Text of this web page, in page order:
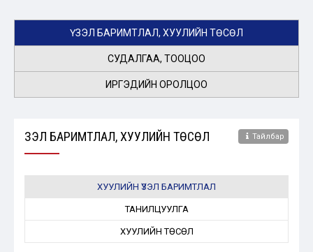
ҮЗЭЛ БАРИМТЛАЛ, ХУУЛИЙН ТӨСӨЛ
СУДАЛГАА, ТООЦОО
ИРГЭДИЙН ОРОЛЦОО
ҮЗЭЛ БАРИМТЛАЛ, ХУУЛИЙН ТӨСӨЛ Тайлбар
ХУУЛИЙН ҮЗЭЛ БАРИМТЛАЛ
ТАНИЛЦУУЛГА
ХУУЛИЙН ТӨСӨЛ